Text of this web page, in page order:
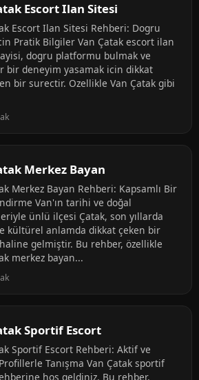
Escort Ilan Sitesi
Escort Ilan Sitesi Rehberi: Dogru
Pratik Bilgiler Van Çatak escort ilan
dogru platformu bulmak ve
bir deneyim yasamak icin dikkat
bir surectir. Ozellikle Van Çatak gibi
Merkez Bayan
Merkez Bayan Rehberi: Kapsamlı Bir
Van'ın tarihi ve doğal
ünlü ilçesi Çatak, son yıllarda
kültürel anlamda dikkat çeken bir
gelmiştir. Bu rehber, özellikle
merkez bayan...
Sportif Escort
Sportif Escort Rehberi: Aktif ve
Profillerle Tanışma Van Çatak sportif
hoş geldiniz. Bu rehber,